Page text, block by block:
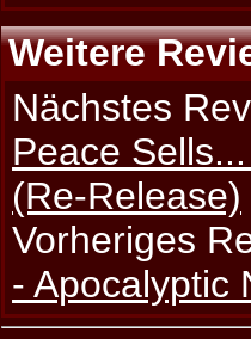
Weitere
Nächstes
Peace
(Re-Release)
Vorheriges
- Apocalyptic